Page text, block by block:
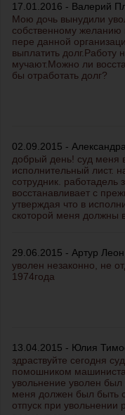
17.01.2016 - Валерий
Мою дочь вынудили
собственному желанию
пере данной
выплатить долг.Работу
мучают.Можно ли
бы отработать долг?
02.09.2015 -
добрый день! суд меня
исполнительный лист.
сотрудник. работадель
восстанавливает с
утверждая что в
скоторой меня должны
29.06.2015 - Артур Леон
уволен незаконно, не
1974года
13.04.2015 - Юлия
здраствуйте сегодня
помошником машиниста
увольнение уволен
меня должен был быть
отпуск при увольнении